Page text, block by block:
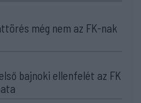
még nem az FK-nak
bajnoki ellenfelét az FK